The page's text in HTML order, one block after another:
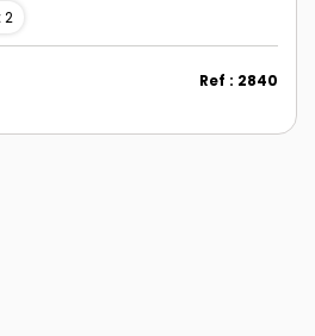
2
Ref : 2840